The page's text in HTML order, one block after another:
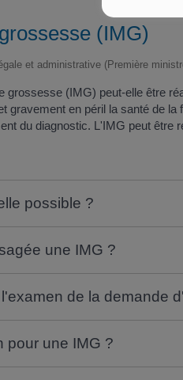
(IMG)
et administrative (Première
grossesse (IMG) peut-elle être
gravement en péril la santé de
du diagnostic. L'IMG peut être
possible ?
une IMG ?
de la demande
pour une IMG ?